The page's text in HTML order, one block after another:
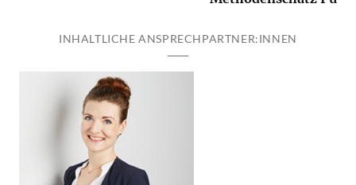
INHALTLICHE ANSPRECHPARTNER:INNEN